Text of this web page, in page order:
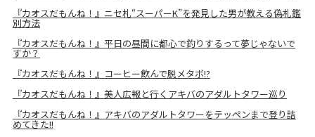
『カオスだもんね！』ニセ札“スーパーK”を発見した男が教える偽札鑑
別方法
『カオスだもんね！』平日の昼間に都心で釣りするって夢じゃないで
すか？
『カオスだもんね！』コーヒー飲んで脱メタボ!?
『カオスだもんね！』美人広報と行くアキバのアダルトタワー巡り
『カオスだもんね！』アキバのアダルトタワーをテッペンまで登り詰
めてきた!!